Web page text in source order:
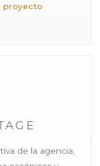
proyecto
de la agencia,